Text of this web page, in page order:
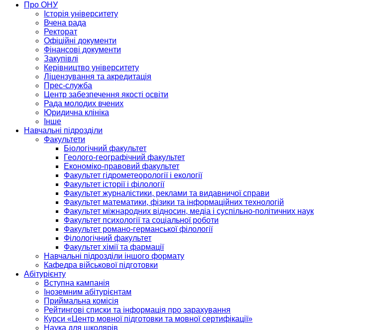
Про ОНУ
Історія університету
Вчена рада
Ректорат
Офіційні документи
Фінансові документи
Закупівлі
Керівництво університету
Ліцензування та акредитація
Прес-служба
Центр забезпечення якості освіти
Рада молодих вчених
Юридична клініка
Інше
Навчальні підрозділи
Факультети
Біологічний факультет
Геолого-географічний факультет
Економіко-правовий факультет
Факультет гідрометеорології і екології
Факультет історії і філології
Факультет журналістики, реклами та видавничої справи
Факультет математики, фізики та інформаційних технологій
Факультет міжнародних відносин, медіа і суспільно-політичних наук
Факультет психології та соціальної роботи
Факультет романо-германської філології
Філологічний факультет
Факультет хімії та фармації
Навчальні підрозділи іншого формату
Кафедра військової підготовки
Абітурієнту
Вступна кампанія
Іноземним абітурієнтам
Приймальна комісія
Рейтингові списки та інформація про зарахування
Курси «Центр мовної підготовки та мовної сертифікації»
Наука для школярів